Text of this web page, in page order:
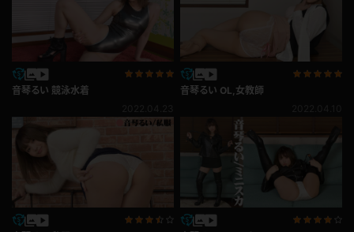
音琴るい 競泳水着
音琴るい OL,女教師